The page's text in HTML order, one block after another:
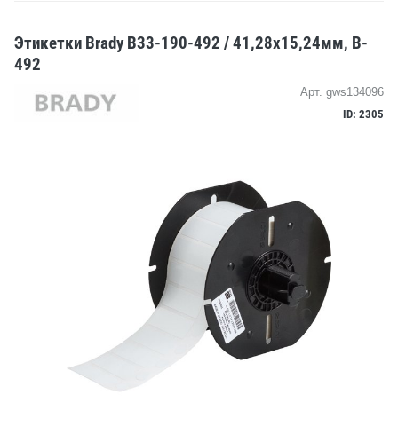
Этикетки Brady B33-190-492 / 41,28x15,24мм, B-
492
Арт. gws134096
ID: 2305